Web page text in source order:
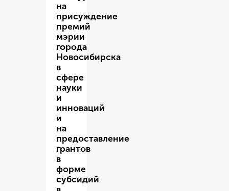
на
присуждение
премий
мэрии
города
Новосибирска
в
сфере
науки
и
инноваций
и
на
предоставление
грантов
в
форме
субсидий